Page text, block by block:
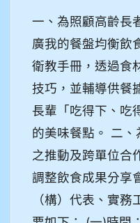
一、為照顧高齡長
廣我的餐盤均衡飲
衛教手冊，透過食
技巧，並輔導供餐
長輩「吃得下、吃
的美味餐點。 二
之推動及跨單位合
調整飲食成果分享
（構）代表、實